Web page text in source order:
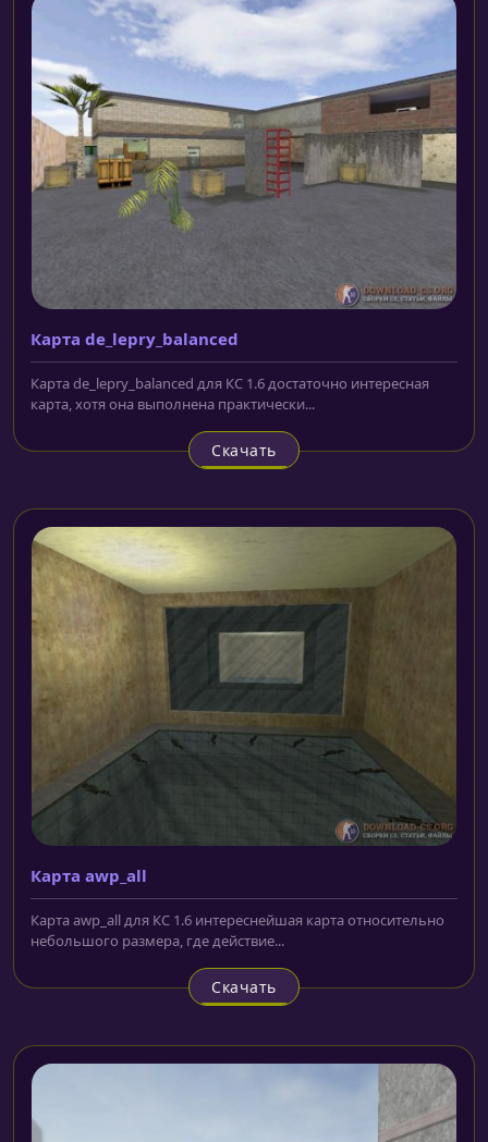
Карта de_lepry_balanced
Карта de_lepry_balanced для КС 1.6 достаточно интересная
карта, хотя она выполнена практически...
Скачать
Карта awp_all
Карта awp_all для КС 1.6 интереснейшая карта относительно
небольшого размера, где действие...
Скачать